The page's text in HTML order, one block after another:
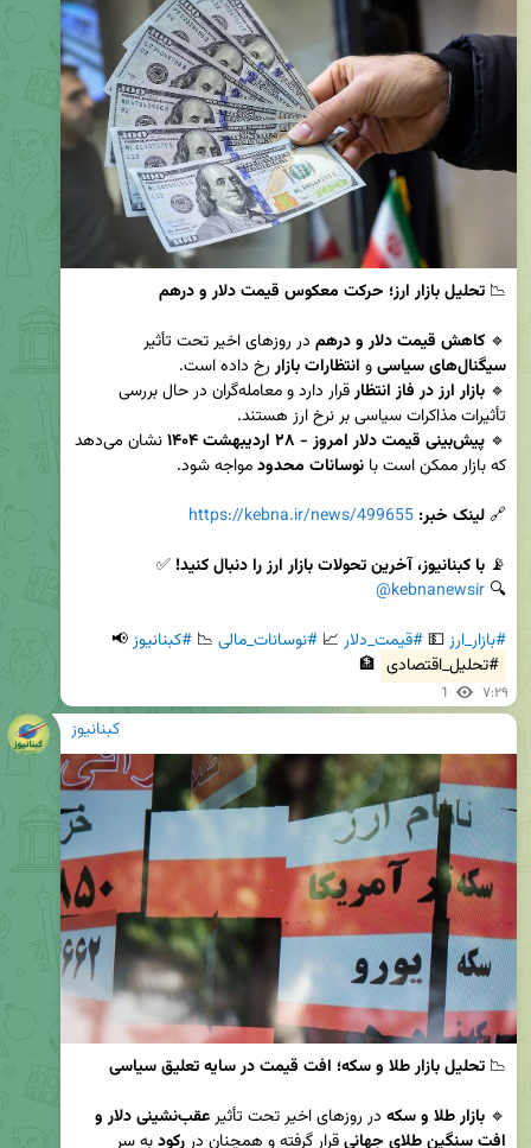
📉 تحلیل بازار ارز؛ حرکت معکوس قیمت دلار و درهم
🔹 کاهش قیمت دلار و درهم در روزهای اخیر تحت تأثیر
سیگنال‌های سیاسی
و انتظارات بازار
🔹 بازار ارز در فاز انتظار
🔹 پیش‌بینی قیمت دلار امروز - ۲۸ اردیبهشت ۱۴۰۴
که بازار ممکن است با نوسانات محدود
🔗 لینک خبر: https://kebna.ir/news/499655
📡 با کبنانیوز، آخرین تحولات بازار ارز را دنبال کنید!
🔍
@kebnanewsir
#بازار_ارز 💵 #قیمت_دلار 📈 #نوسانات_مالی 📉 #کبنانیوز 📢
#تحلیل_اقتصادی 🏦
1 ۷:۲۹
کبنانیوز
📉 تحلیل بازار طلا و سکه؛ افت قیمت در سایه تعلیق سیاسی
🔹 بازار طلا و سکه در روزهای اخیر تحت تأثیر
افت سنگین طلای جهانی قرار گرفته و همچنان در رکود